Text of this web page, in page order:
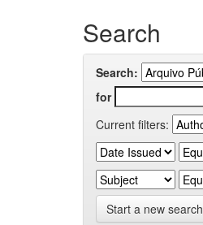
Search
Search:
for
Current filters:
Start a new search